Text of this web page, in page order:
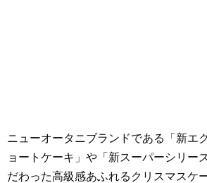
ニューオータニブランドである「新エ
ョートケーキ」や「新スーパーシリー
だわった高級感あふれるクリスマスケ